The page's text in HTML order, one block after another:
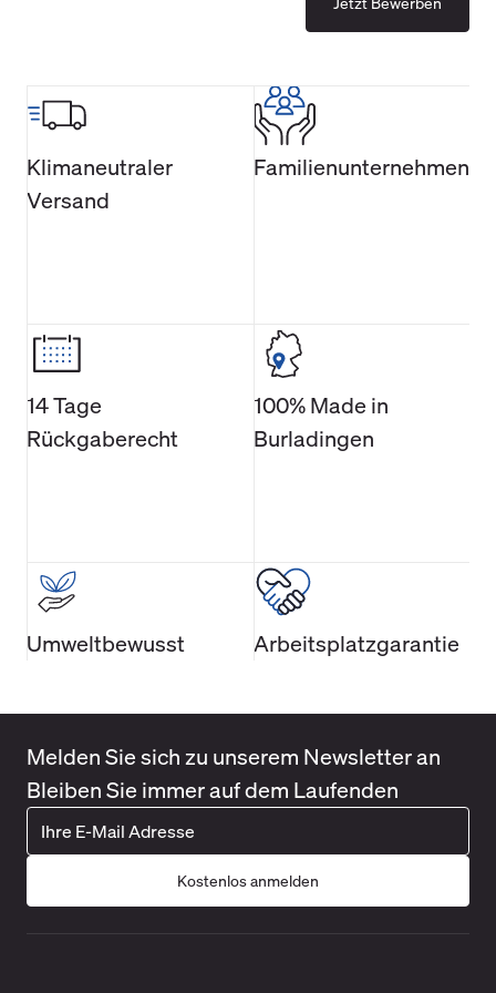
Möglichkeiten zur betriebsinternen
in der Produktion werden, nach
persönlichen Stärken und Zielen intern
die Abteilung wechseln oder das dritte
Lehrjahr zu absolvieren und eine
anzustreben.
Klimaneutraler
Versand
Familienunternehmen
14 Tage
Rückgaberecht
100% Made in
Burladingen
Umweltbewusst Arbeitsplatzgarantie
Melden Sie sich zu unserem Newsletter an
Bleiben Sie immer auf dem Laufenden
Kostenlos anmelden